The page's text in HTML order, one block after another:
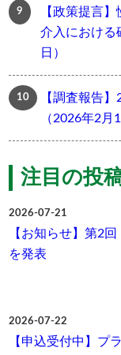
【政策提言
介入における
日）
【調査報告
（2026年2月
注目の投
2026-07-21
【お知らせ】第2
を発表
2026-07-22
【申込受付中】プ